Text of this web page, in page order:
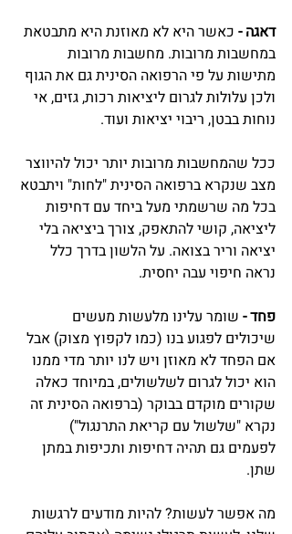
דאגה - כאשר היא לא מאוזנת היא מתבטאת
במחשבות מרובות. מחשבות מרובות
מתישות על פי הרפואה הסינית גם את הגוף
ולכן עלולות לגרום ליציאות רכות, גזים, אי
נוחות בבטן, ריבוי יציאות ועוד.
ככל שהמחשבות מרובות יותר יכול להיווצר
מצב שנקרא ברפואה הסינית "לחות" ויתבטא
בכל מה שרשמתי מעל ביחד עם דחיפות
ליציאה, קושי להתאפק, צורך ביציאה בלי
יציאה וריר בצואה. על הלשון בדרך כלל
נראה חיפוי עבה יחסית.
פחד - שומר עלינו מלעשות מעשים
שיכולים לפגוע בנו (כמו לקפוץ מצוק) אבל
אם הפחד לא מאוזן ויש לנו יותר מדי ממנו
הוא יכול לגרום לשלשולים, במיוחד כאלה
שקורים מוקדם בבוקר (ברפואה הסינית זה
נקרא "שלשול עם קריאת התרנגול")
לפעמים גם תהיה דחיפות ותכיפות במתן
שתן.
מה אפשר לעשות? להיות מודעים לרגשות